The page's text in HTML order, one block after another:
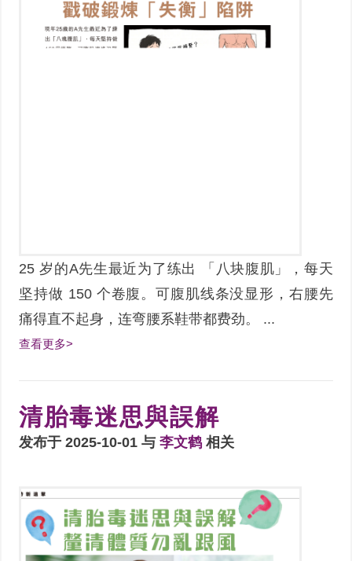
25 岁的A先生最近为了练出 「八块腹肌」，每天
坚持做 150 个卷腹。可腹肌线条没显形，右腰先
痛得直不起身，连弯腰系鞋带都费劲。 ...
查看更多>
清胎毒迷思與誤解
发布于 2025-10-01 与李文鹤相关